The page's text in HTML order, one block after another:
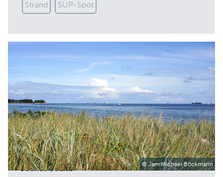
Strand SUP-Spot
© Jan-Michael Böckmann
Strande Strand